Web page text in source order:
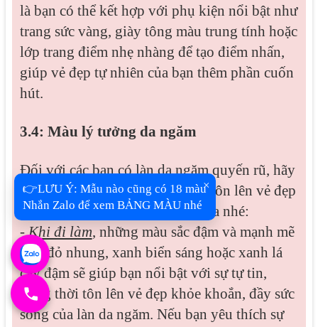
là bạn có thể kết hợp với phụ kiện nổi bật như
trang sức vàng, giày tông màu trung tính hoặc
lớp trang điểm nhẹ nhàng để tạo điểm nhấn,
giúp vẻ đẹp tự nhiên của bạn thêm phần cuốn
hút.
3.4: Màu lý tưởng da ngăm
Đối với các bạn có làn da ngăm quyến rũ, hãy
thử những gam màu sau để làm tôn lên vẻ đẹp
khỏe khoắn và rạng rỡ của làn da nhé:
-Khi đi làm, những màu sắc đậm và mạnh mẽ
như đỏ nhung, xanh biển sáng hoặc xanh lá
cây đậm sẽ giúp bạn nổi bật với sự tự tin,
đồng thời tôn lên vẻ đẹp khỏe khoắn, đầy sức
sống của làn da ngăm. Nếu bạn yêu thích sự
×
👉LƯU Ý: Mẫu nào cũng có 18 màu
Nhắn Zalo để xem BẢNG MÀU nhé